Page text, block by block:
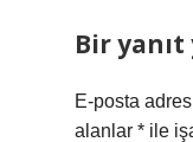
Bir yanıt
E-posta
alanlar * ile